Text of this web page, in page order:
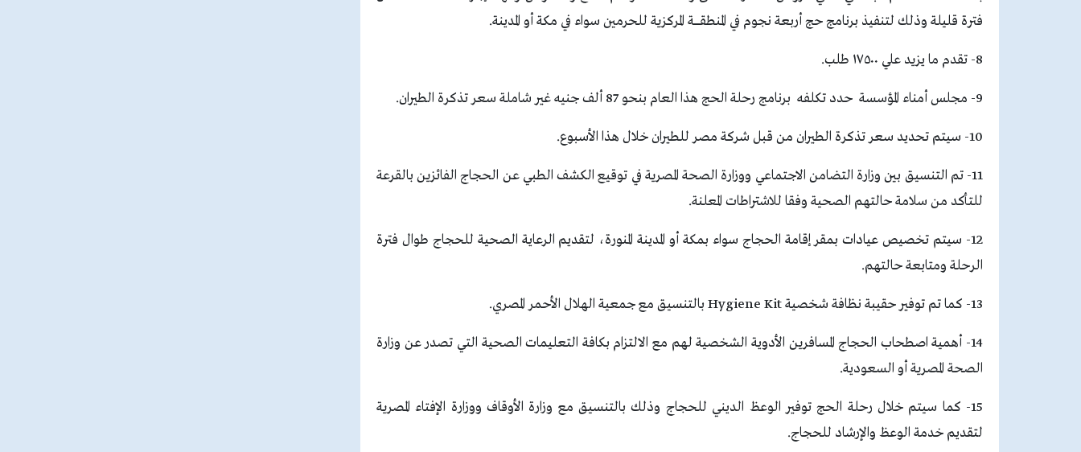
فترة قليلة وذلك لتنفيذ برنامج حج أربعة نجوم في المنطقـــــــة المركزية للحرمين سواء في مكة أو المدينة.
8- تقدم ما يزيد علي ١٧٥٠٠ طلب.
9- مجلس أمناء المؤسسة حدد تكلفه برنامج رحلة الحج هذا العام بنحو 87 ألف جنيه غير شاملة سعر تذكرة الطيران.
10- سيتم تحديد سعر تذكرة الطيران من قبل شركة مصر للطيران خلال هذا الأسبوع.
11- تم التنسيق بين وزارة التضامن الاجتماعي ووزارة الصحة المصرية في توقيع الكشف الطبي عن الحجاج الفائزين بالقرعة
للتأكد من سلامة حالتهم الصحية وفقا للاشتراطات المعلنة.
12- سيتم تخصيص عيادات بمقر إقامة الحجاج سواء بمكة أو المدينة المنورة، لتقديم الرعاية الصحية للحجاج طوال فترة
الرحلة ومتابعة حالتهم.
13- كما تم توفير حقيبة نظافة شخصية Hygiene Kit بالتنسيق مع جمعية الهلال الأحمر المصري.
14- أهمية اصطحاب الحجاج المسافرين الأدوية الشخصية لهم مع الالتزام بكافة التعليمات الصحية التي تصدر عن وزارة
الصحة المصرية أو السعودية.
15- كما سيتم خلال رحلة الحج توفير الوعظ الديني للحجاج وذلك بالتنسيق مع وزارة الأوقاف ووزارة الإفتاء المصرية
لتقديم خدمة الوعظ والإرشاد للحجاج.